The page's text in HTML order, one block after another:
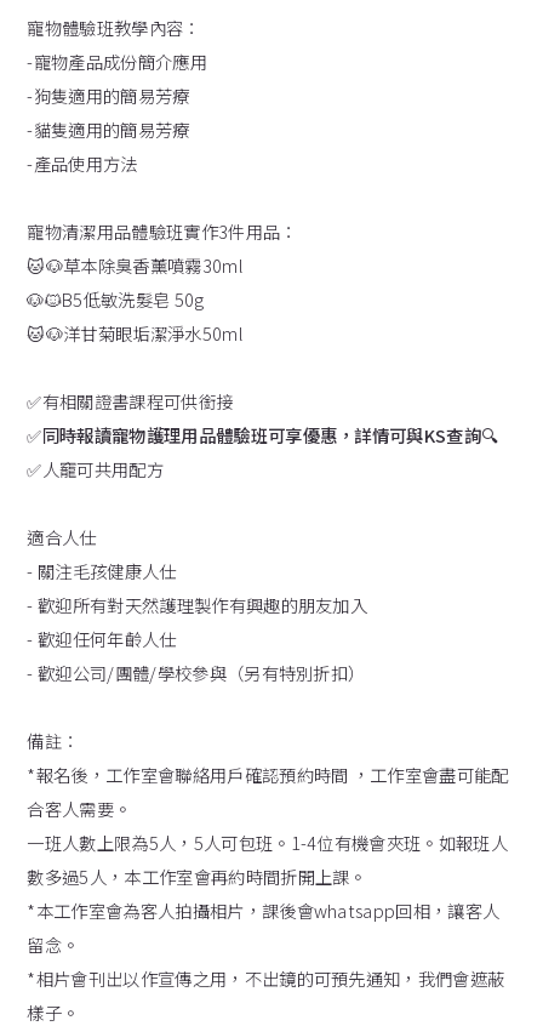
寵物體驗班教學內容：
-寵物產品成份簡介應用
-狗隻適用的簡易芳療
-貓隻適用的簡易芳療
-產品使用方法
寵物清潔用品體驗班實作3件用品：
🐱🐶草本除臭香薰噴霧30ml
🐶🐱B5低敏洗髮皂 50g
🐱🐶洋甘菊眼垢潔淨水50ml
✅有相關證書課程可供銜接
✅同時報讀寵物護理用品體驗班可享優惠，詳情可與KS查詢🔍
✅人竉可共用配方
適合人仕
- 關注毛孩健康人仕
- 歡迎所有對天然護理製作有興趣的朋友加入
- 歡迎任何年齡人仕
- 歡迎公司/團體/學校參與（另有特別折扣）
備註：
*報名後，工作室會聯絡用戶確認預約時間 ，工作室會盡可能配
合客人需要。
一班人數上限為5人，5人可包班。1-4位有機會夾班。如報班人
數多過5人，本工作室會再約時間折開上課。
*本工作室會為客人拍攝相片，課後會whatsapp回相，讓客人
留念。
*相片會刊出以作宣傳之用，不出鏡的可預先通知，我們會遮蔽
樣子。